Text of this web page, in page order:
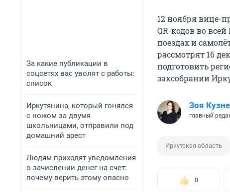
За какие публикации в
соцсетях вас уволят с работы:
список
Иркутянина, который гонялся
с ножом за двумя
школьницами, отправили под
домашний арест
Людям приходят уведомления
о зачислении денег на счет:
почему верить этому опасно
12 ноября вице-
QR-кодов во
поездах и
рассмотрят 16
подготовить
заксобрании
Зоя
главный
Иркутская область
0